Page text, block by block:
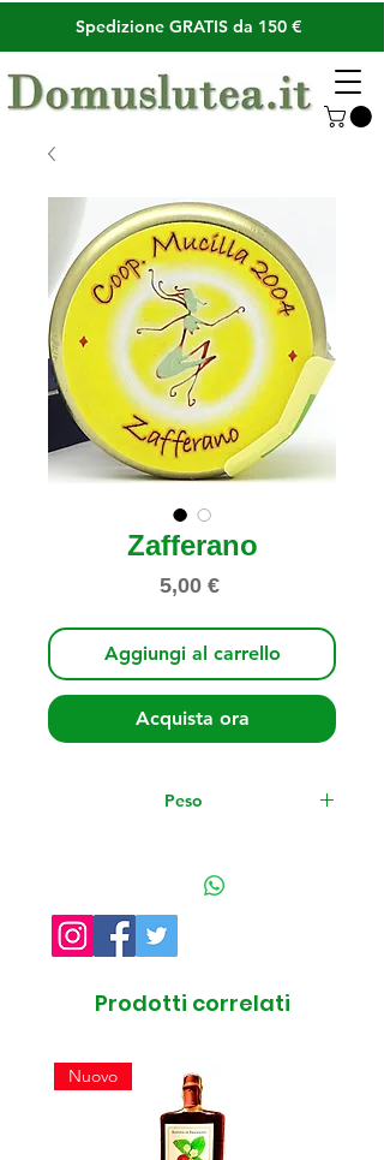
Spedizione GRATIS da 150 €
Zafferano
5,00 €Prezzo
Aggiungi al carrello
Acquista ora
Peso
Prodotti correlati
Nuovo